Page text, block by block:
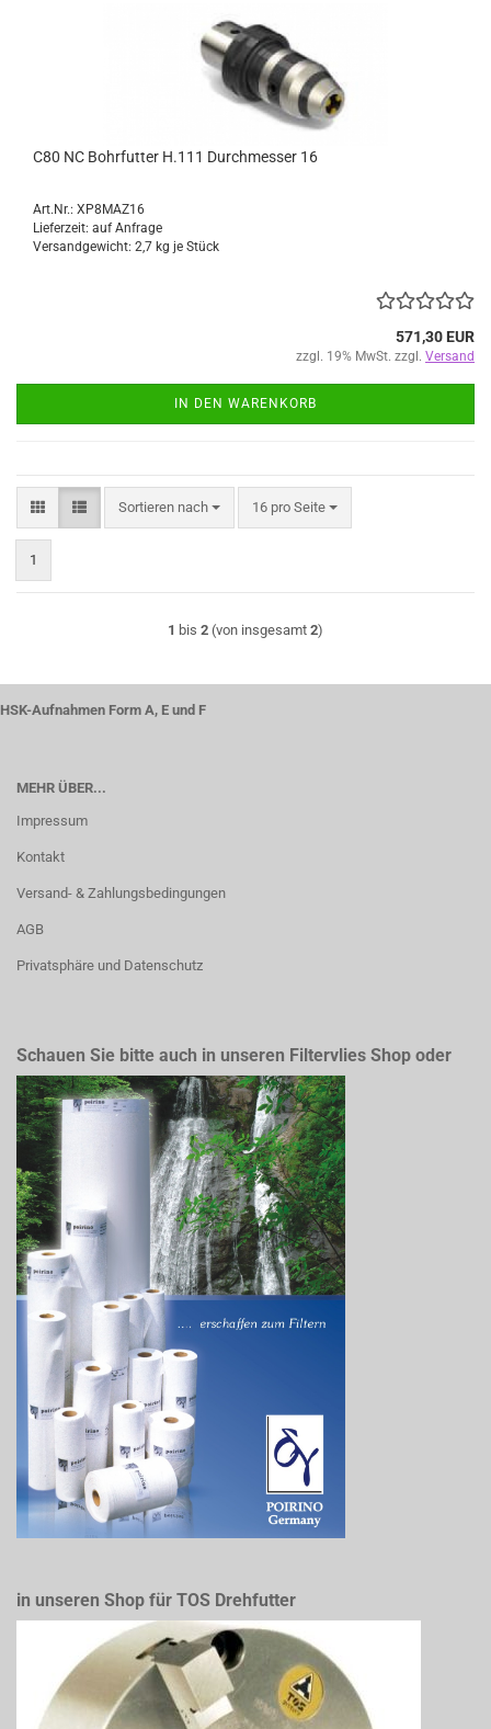
C80 NC Bohrfutter H.111 Durchmesser 16
Art.Nr.: XP8MAZ16
Lieferzeit: auf Anfrage
Versandgewicht: 2,7 kg je Stück
571,30 EUR
zzgl. 19% MwSt. zzgl. Versand
IN DEN WARENKORB
Sortieren nach
Sortieren nach 16 pro Seite
pro Seite
1
1 bis 2 (von insgesamt 2)
HSK-Aufnahmen Form A, E und F
MEHR ÜBER...
Impressum
Kontakt
Versand- & Zahlungsbedingungen
AGB
Privatsphäre und Datenschutz
Schauen Sie bitte auch in unseren Filtervlies Shop oder
in unseren Shop für TOS Drehfutter